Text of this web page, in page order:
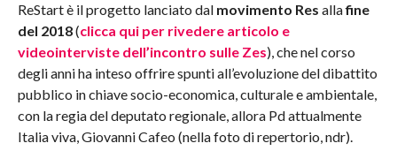
ReStart è il progetto lanciato dal movimento Res allafine
del 2018(clicca qui per rivedere articolo e
videointerviste dell’incontro sulle Zes), che nel corso
degli anni ha inteso offrire spunti all’evoluzione del dibattito
pubblico in chiave socio-economica, culturale e ambientale,
con la regia del deputato regionale, allora Pd attualmente
Italia viva, Giovanni Cafeo (nella foto di repertorio, ndr).